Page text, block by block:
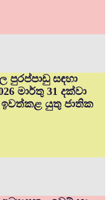
පුරප්පාඩු සඳහා
මාර්තු 31 දක්වා
යුතු ජාතික